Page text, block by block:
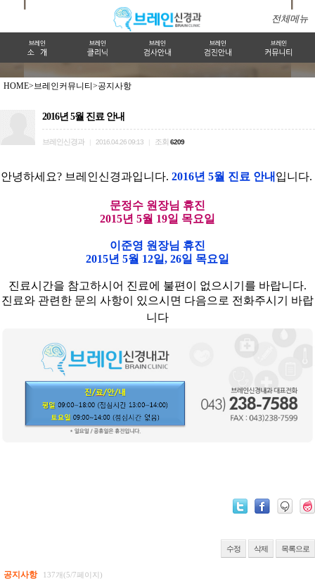
전체메뉴
HOME>브레인커뮤니티>공지사항
2016년 5월 진료 안내
브레인신경과 2016.04.26 09:13 조회 6209
안녕하세요? 브레인신경과입니다. 2016년 5월 진료 안내 입니다.
문정수 원장님 휴진
2015년 5월 19일 목요일
이준영 원장님 휴진
2015년 5월 12일, 26일 목요일
진료시간을 참고하시어 진료에 불편이 없으시기를 바랍니다.
진료와 관련한 문의 사항이 있으시면 다음으로 전화주시기 바랍
니다
수정 삭제 목록으로
공지사항 137개(5/7페이지)